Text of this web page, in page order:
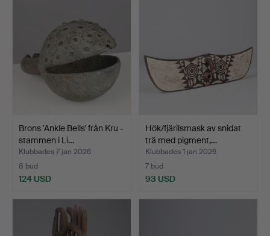
Brons 'Ankle Bells' från Kru -
stammen i Li…
Klubbades 7 jan 2026
8 bud
124 USD
Hök/fjärilsmask av snidat
trä med pigment,…
Klubbades 1 jan 2026
7 bud
93 USD